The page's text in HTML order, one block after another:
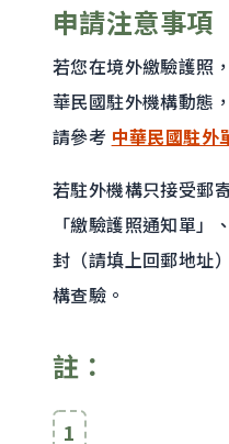
申請注意事項
若您在境外繳驗護照
華民國駐外機構動態
請參考 中華民國駐外
若駐外機構只接受郵
「繳驗護照通知單」
封（請填上回郵地址
構查驗。
註：
1